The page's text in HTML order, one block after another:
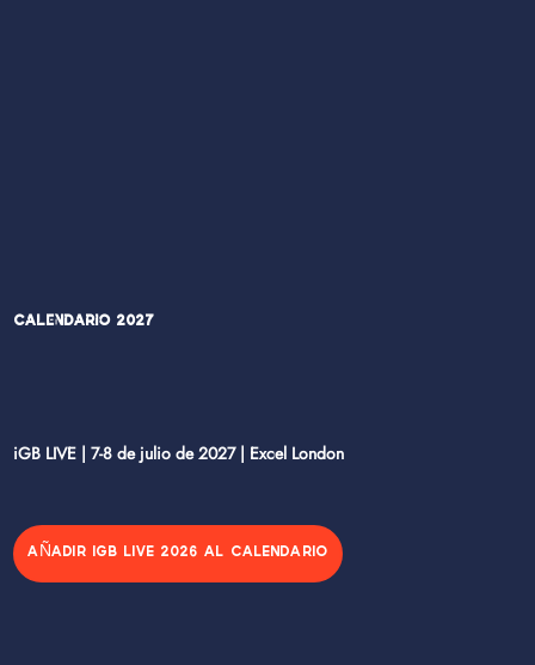
Calendario 2027
iGB LIVE | 7-8 de julio de 2027 | Excel London
AÑADIR IGB LIVE 2026 AL CALENDARIO